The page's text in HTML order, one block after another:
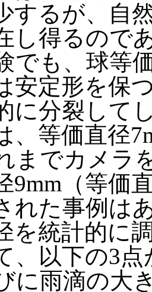
するが、自
し得るので
でも、球等
安定形を保
に分裂して
、等価直径
までカメラ
9mm（等価
れた事例は
を統計的に
、以下の3
に雨滴の大